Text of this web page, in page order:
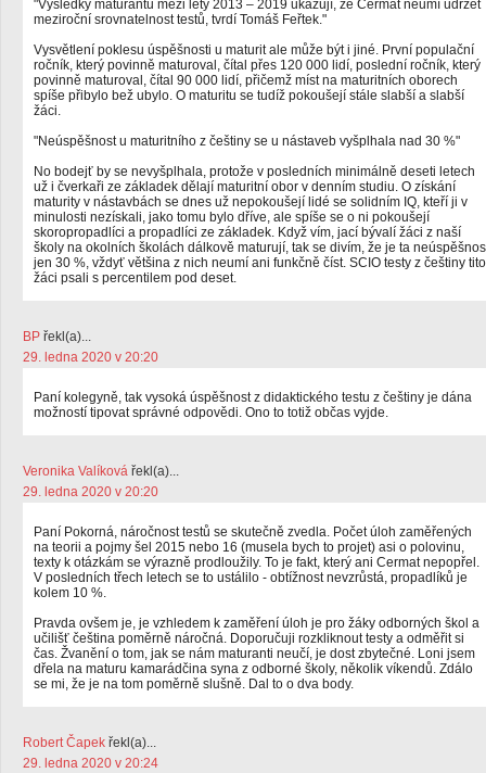
"Výsledky maturantů mezi lety 2013 – 2019 ukazují, že Cermat neumí udržet
meziroční srovnatelnost testů, tvrdí Tomáš Feřtek."
Vysvětlení poklesu úspěšnosti u maturit ale může být i jiné. První populační
ročník, který povinně maturoval, čítal přes 120 000 lidí, poslední ročník, který
povinně maturoval, čítal 90 000 lidí, přičemž míst na maturitních oborech
spíše přibylo bež ubylo. O maturitu se tudíž pokoušejí stále slabší a slabší
žáci.
"Neúspěšnost u maturitního z češtiny se u nástaveb vyšplhala nad 30 %"
No bodejť by se nevyšplhala, protože v posledních minimálně deseti letech
už i čverkaři ze základek dělají maturitní obor v denním studiu. O získání
maturity v nástavbách se dnes už nepokoušejí lidé se solidním IQ, kteří ji v
minulosti nezískali, jako tomu bylo dříve, ale spíše se o ni pokoušejí
skoropropadlíci a propadlíci ze základek. Když vím, jací bývalí žáci z naší
školy na okolních školách dálkově maturují, tak se divím, že je ta
jen 30 %, vždyť většina z nich neumí ani funkčně číst. SCIO testy z češtiny tito
žáci psali s percentilem pod deset.
BP řekl(a)...
29. ledna 2020 v 20:20
Paní kolegyně, tak vysoká úspěšnost z didaktického testu z češtiny je dána
možností tipovat správné odpovědi. Ono to totiž občas vyjde.
Veronika Valíková řekl(a)...
29. ledna 2020 v 20:20
Paní Pokorná, náročnost testů se skutečně zvedla. Počet úloh zaměřených
na teorii a pojmy šel 2015 nebo 16 (musela bych to projet) asi o polovinu,
texty k otázkám se výrazně prodloužily. To je fakt, který ani Cermat nepopřel.
V posledních třech letech se to ustálilo - obtížnost nevzrůstá, propadlíků je
kolem 10 %.
Pravda ovšem je, je vzhledem k zaměření úloh je pro žáky odborných škol a
učilišť čeština poměrně náročná. Doporučuji rozkliknout testy a odměřit si
čas. Žvanění o tom, jak se nám maturanti neučí, je dost zbytečné. Loni jsem
dřela na maturu kamarádčina syna z odborné školy, několik víkendů. Zdálo
se mi, že je na tom poměrně slušně. Dal to o dva body.
Robert Čapek řekl(a)...
29. ledna 2020 v 20:24